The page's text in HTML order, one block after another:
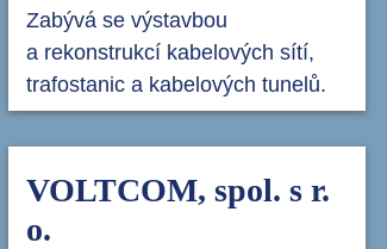
Zabývá se výstavbou
a rekonstrukcí kabelových sítí,
trafostanic a kabelových tunelů.
VOLTCOM, spol. s r.
o.